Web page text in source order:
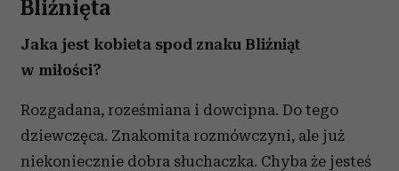
Bliźnięta
Jaka jest kobieta spod znaku Bliźniąt
w miłości?
Rozgadana, roześmiana i dowcipna. Do tego
dziewczęca. Znakomita rozmówczyni, ale już
niekoniecznie dobra słuchaczka. Chyba że jesteś